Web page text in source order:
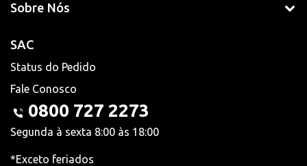
Sobre Nós
SAC
Status do Pedido
Fale Conosco
0800 727 2273
Segunda à sexta 8:00 às 18:00
*Exceto feriados